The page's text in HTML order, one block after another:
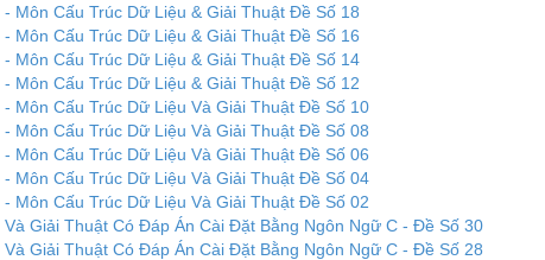
Môn Cấu Trúc Dữ Liệu & Giải Thuật Đề Số 18
Môn Cấu Trúc Dữ Liệu & Giải Thuật Đề Số 16
Môn Cấu Trúc Dữ Liệu & Giải Thuật Đề Số 14
Môn Cấu Trúc Dữ Liệu & Giải Thuật Đề Số 12
Môn Cấu Trúc Dữ Liệu Và Giải Thuật Đề Số 10
Môn Cấu Trúc Dữ Liệu Và Giải Thuật Đề Số 08
Môn Cấu Trúc Dữ Liệu Và Giải Thuật Đề Số 06
Môn Cấu Trúc Dữ Liệu Và Giải Thuật Đề Số 04
Môn Cấu Trúc Dữ Liệu Và Giải Thuật Đề Số 02
Giải Thuật Có Đáp Án Cài Đặt Bằng Ngôn Ngữ C - Đề Số 30
Giải Thuật Có Đáp Án Cài Đặt Bằng Ngôn Ngữ C - Đề Số 28